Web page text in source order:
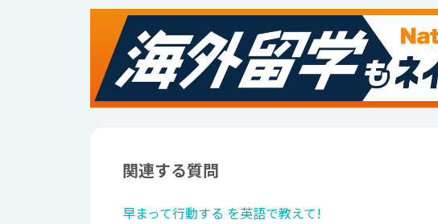
関連する質問
早まって行動する を英語で教えて!